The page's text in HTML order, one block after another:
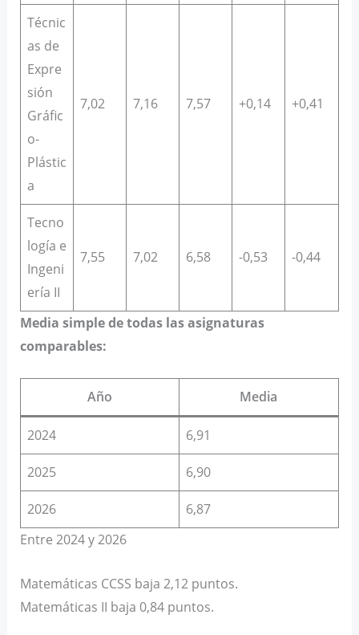
Técnic
as de
Expre
sión
Gráfic
o-
Plástic
a
7,02 7,16 7,57 +0,14 +0,41
Tecno
logía e
Ingeni
ería II
7,55 7,02 6,58 -0,53 -0,44
Media simple de todas las asignaturas
comparables:
Año Media
2024 6,91
2025 6,90
2026
6,87
Entre 2024 y 2026
Matemáticas CCSS baja 2,12 puntos.
Matemáticas II baja 0,84 puntos.